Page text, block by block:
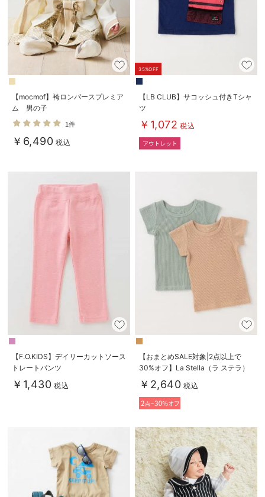
【mocmof】袴ロンパースプレミア
ム 男の子
1件
￥6,490 税込
35%OFF
【LB CLUB】サコッシュ付きTシャ
ツ
￥1,072 税込
【F.O.KIDS】デイリーカットソース
トレートパンツ
￥1,430 税込
【おまとめSALE対象|2点以上で
30%オフ】La Stella（ラ ステラ）
ベビーTシャツ肌着2枚セット
￥2,640 税込